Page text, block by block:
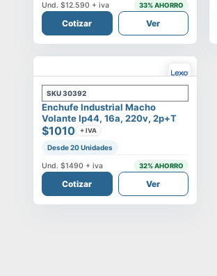
Und.$12.590 + iva 33% AHORRO
Cotizar Ver
SKU30392
Enchufe Industrial Macho
Volante Ip44, 16a, 220v, 2p+t
$1010 + IVA
Desde 20 Unidades
Und.$1490 + iva 32% AHORRO
Cotizar Ver